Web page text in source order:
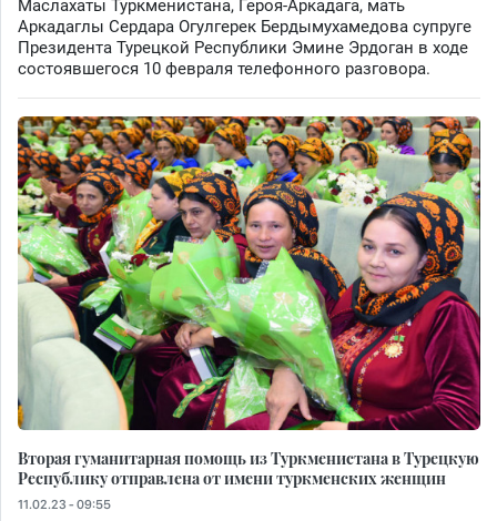
Маслахаты Туркменистана, Героя-Аркадага, мать
Аркадаглы Сердара Огулгерек Бердымухамедова супруге
Президента Турецкой Республики Эмине Эрдоган в ходе
состоявшегося 10 февраля телефонного разговора.
Вторая гуманитарная помощь из Туркменистана в Турецкую
Республику отправлена от имени туркменских женщин
11.02.23 - 09:55